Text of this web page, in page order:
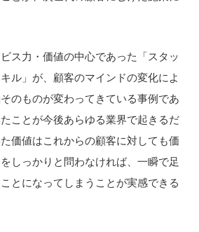
ス力・価値の中心であった「スタッ
ル」が、顧客のマインドの変化によ
のものが変わってきている事例であ
ことが今後あらゆる業界で起きるだ
価値はこれからの顧客に対しても価
しっかりと問わなければ、一瞬で足
とになってしまうことが実感できる